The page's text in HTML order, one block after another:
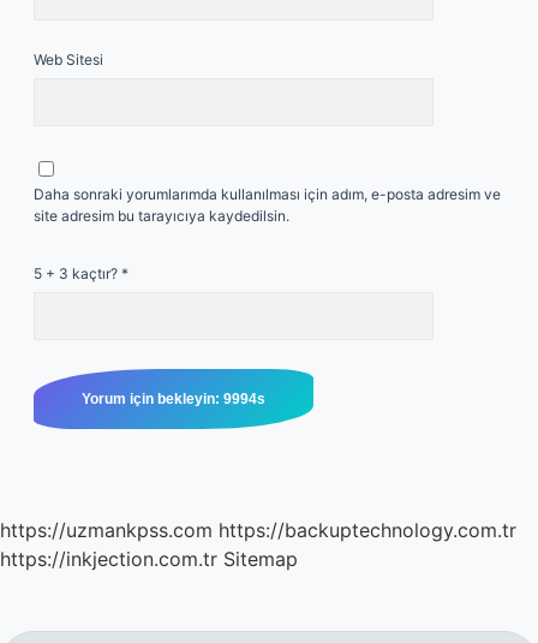
Web Sitesi
Daha sonraki yorumlarımda kullanılması için adım, e-posta adresim ve
site adresim bu tarayıcıya kaydedilsin.
5 + 3 kaçtır? *
https://uzmankpss.com https://backuptechnology.com.tr
https://inkjection.com.tr Sitemap